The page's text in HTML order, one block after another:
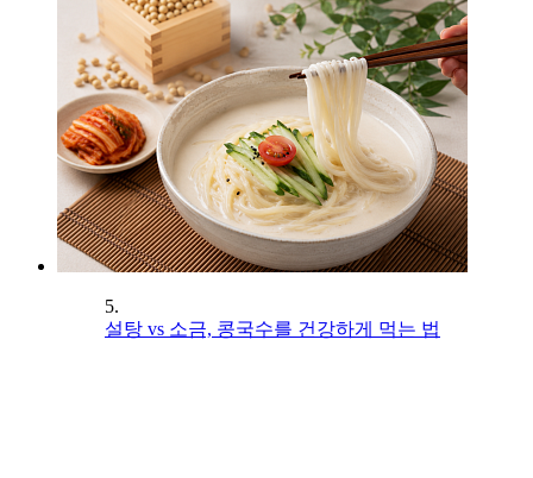
5.
설탕 vs 소금, 콩국수를 건강하게 먹는 법